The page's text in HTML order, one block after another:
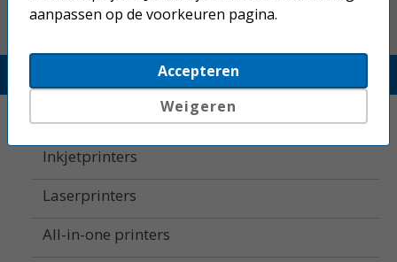
Printerland.nl
Home
Inkjetprinters
Laserprinters
All-in-one printers
aanpassen op de voorkeuren pagina.
Accepteren
Weigeren